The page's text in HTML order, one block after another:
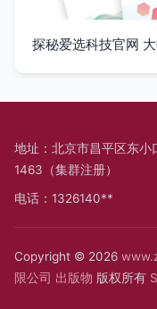
探秘爱选科技官网
地址：北京市昌平区东小
1463（集群注册）
电话：1326140**
Copyright © 2026
限公司 出版物 版权所有